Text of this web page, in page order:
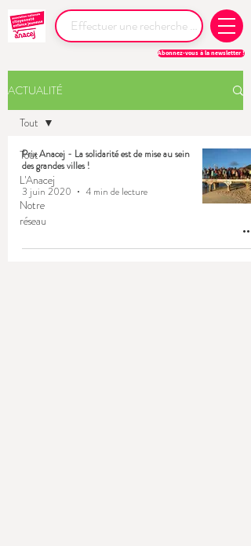
Abonnez-vous à la newsletter !
ACTUALITÉ
Tout
L'Anacej
Notre
réseau
Tout
Prix Anacej - La solidarité est de mise au sein
des grandes villes !
3 juin 2020
4 min de lecture